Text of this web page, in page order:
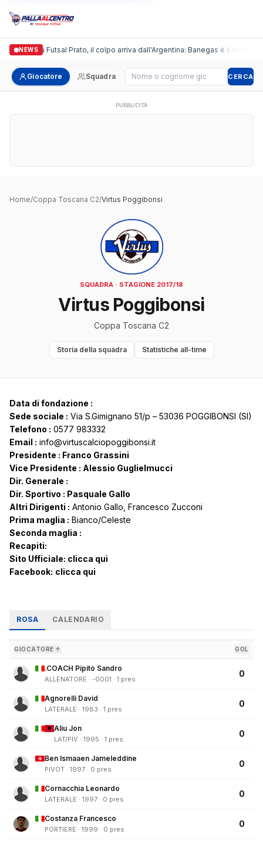
NEWS
Italgronda Futsal Prato, il colpo arriva dall'Argentina: Banegas è il nuovo
Giocatore Squadra Cerca giocatore CERCA
PUBBLICITÀ
Home/Coppa Toscana C2/Virtus Poggibonsi
SQUADRA · STAGIONE 2017/18
Virtus Poggibonsi
Coppa Toscana C2
Storia della squadra Statistiche all-time
Data di fondazione :
Sede sociale : Via S.Gimignano 51/p – 53036 POGGIBONSI (SI)
Telefono : 0577 983332
Email : info@virtuscalciopoggibonsi.it
Presidente : Franco Grassini
Vice Presidente : Alessio Guglielmucci
Dir. Generale :
Dir. Sportivo : Pasquale Gallo
Altri Dirigenti : Antonio Gallo, Francesco Zucconi
Prima maglia : Bianco/Celeste
Seconda maglia :
Recapiti:
Sito Ufficiale: clicca qui
Facebook: clicca qui
ROSA CALENDARIO
GIOCATORE ↑ GOL
.COACH Pipitò Sandro
ALLENATORE · -0001 · 1 pres
0
Agnorelli David
LATERALE · 1983 · 1 pres
0
Aliu Jon
LAT/PIV · 1995 · 1 pres
0
Ben Ismaaen Jameleddine
PIVOT · 1997 · 0 pres
0
Cornacchia Leonardo
LATERALE · 1997 · 0 pres
0
Costanza Francesco
PORTIERE · 1999 · 0 pres
0